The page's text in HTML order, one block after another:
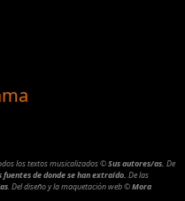
los textos musicalizados©Sus autores/as. De
de donde se han extraído. De las
. Del diseño y la maquetación web©Mora